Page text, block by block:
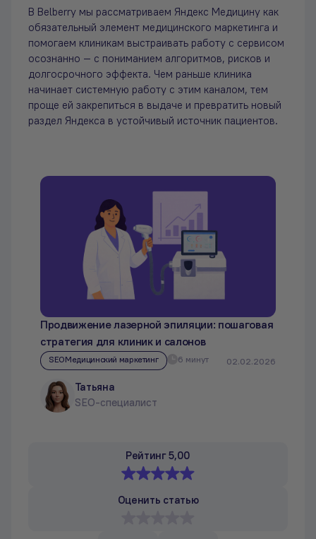
В Belberry мы рассматриваем Яндекс Медицину как
обязательный элемент медицинского маркетинга и
помогаем клиникам выстраивать работу с сервисом
осознанно — с пониманием алгоритмов, рисков и
долгосрочного эффекта. Чем раньше клиника
начинает системную работу с этим каналом, тем
проще ей закрепиться в выдаче и превратить новый
раздел Яндекса в устойчивый источник пациентов.
Продвижение лазерной эпиляции: пошаговая
стратегия для клиник и салонов
SEO Медицинский маркетинг 6 минут 02.02.2026
Татьяна
SEO-специалист
Рейтинг 5,00
Оценить статью